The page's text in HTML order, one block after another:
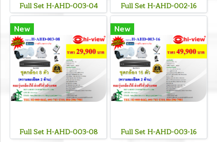
Full Set H-AHD-003-04 Full Set H-AHD-002-16
New
Full Set H-AHD-003-08
New
Full Set H-AHD-003-16